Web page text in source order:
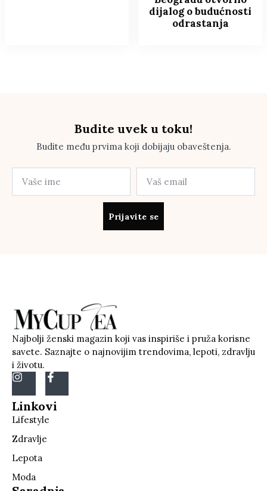
dijalog o budućnosti
odrastanja
Budite uvek u toku!
Budite među prvima koji dobijaju obaveštenja.
Prijavite se
Najbolji ženski magazin koji vas inspiriše i pruža korisne
savete. Saznajte o najnovijim trendovima, lepoti, zdravlju
i životu.
Linkovi
Lifestyle
Zdravlje
Lepota
Moda